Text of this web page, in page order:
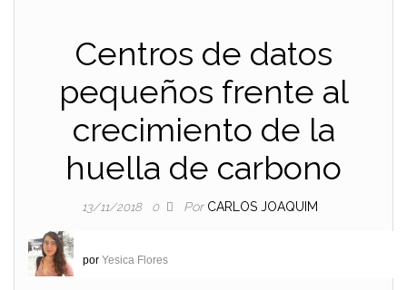
Centros de datos
pequeños frente al
crecimiento de la
huella de carbono
13/11/2018 0 Por CARLOS JOAQUIM
por Yesica Flores